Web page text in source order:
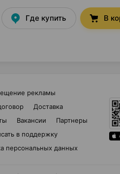
Где купить В
рекламы
Доставка
Вакансии
Партнеры
в поддержку
персональных данных